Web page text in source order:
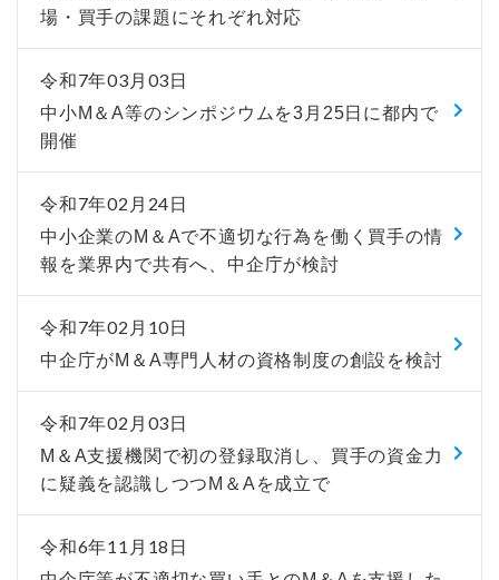
場・買手の課題にそれぞれ対応
令和7年03月03日
中小М＆A等のシンポジウムを3月25日に都内で
開催
令和7年02月24日
中小企業のM＆Aで不適切な行為を働く買手の情
報を業界内で共有へ、中企庁が検討
令和7年02月10日
中企庁がM＆A専門人材の資格制度の創設を検討
令和7年02月03日
М＆A支援機関で初の登録取消し、買手の資金力
に疑義を認識しつつM＆Aを成立で
令和6年11月18日